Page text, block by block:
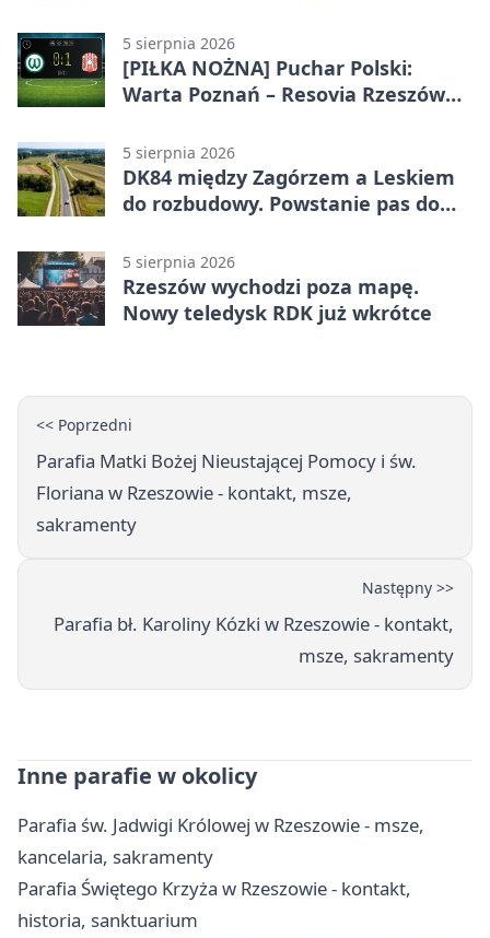
5 sierpnia 2026
[PIŁKA NOŻNA] Puchar Polski:
Warta Poznań – Resovia Rzeszów
pierwszoligowca
5 sierpnia 2026
DK84 między Zagórzem a Leskiem
do rozbudowy. Powstanie pas do
5 sierpnia 2026
Rzeszów wychodzi poza mapę.
Nowy teledysk RDK już wkrótce
<< Poprzedni
Parafia Matki Bożej Nieustającej Pomocy i św.
Floriana w Rzeszowie - kontakt, msze,
sakramenty
Następny >>
Parafia bł. Karoliny Kózki w Rzeszowie - kontakt,
msze, sakramenty
Inne parafie w okolicy
Parafia św. Jadwigi Królowej w Rzeszowie - msze,
kancelaria, sakramenty
Parafia Świętego Krzyża w Rzeszowie - kontakt,
historia, sanktuarium